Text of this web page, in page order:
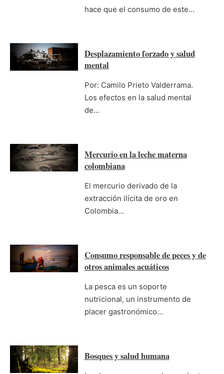
hace que el consumo de este…
Desplazamiento forzado y salud
mental
Por: Camilo Prieto Valderrama.
Los efectos en la salud mental
de…
Mercurio en la leche materna
colombiana
El mercurio derivado de la
extracción ilícita de oro en
Colombia…
Consumo responsable de peces y de
otros animales acuáticos
La pesca es un soporte
nutricional, un instrumento de
placer gastronómico…
Bosques y salud humana